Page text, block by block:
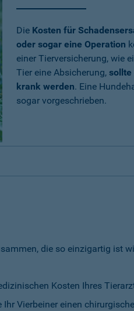
Die Kosten für
oder sogar eine Operation
einer Tierversicherung, wie
Tier eine Absicherung, sollte
krank werden. Eine
sogar vorgeschrieben.
die so einzigartig ist
Kosten Ihres
Vierbeiner einen